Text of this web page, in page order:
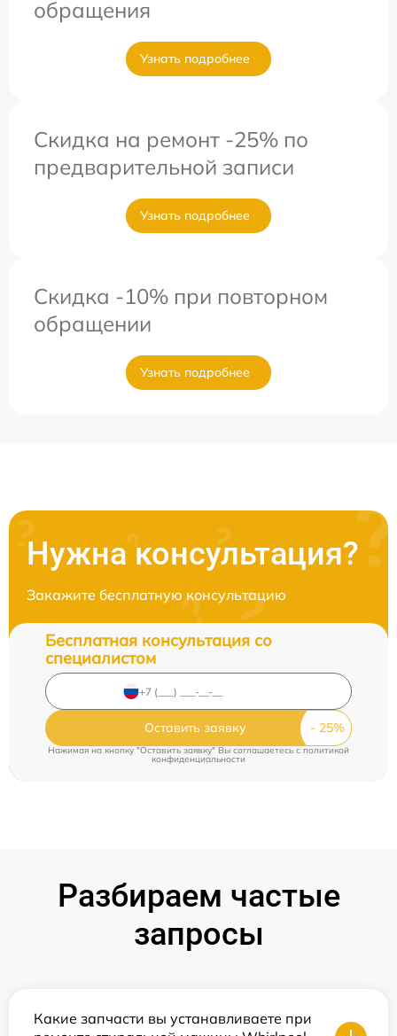
обращения
Узнать подробнее
Скидка на ремонт -25% по
предварительной записи
Узнать подробнее
Скидка -10% при повторном
обращении
Узнать подробнее
Нужна консультация?
Закажите бесплатную консультацию
Бесплатная консультация со
специалистом
Оставить заявку
Нажимая на кнопку "Оставить заявку" Вы соглашаетесь c политикой
конфиденциальности
Разбираем частые
запросы
Какие запчасти вы устанавливаете при